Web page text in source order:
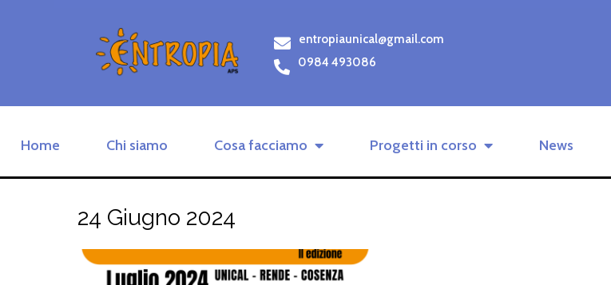
entropiaunical@gmail.com
0984 493086
Home Chi siamo Cosa facciamo Progetti in corso News
24 Giugno 2024